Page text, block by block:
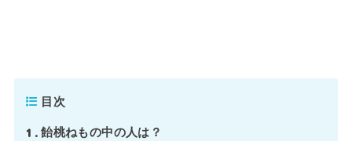
目次
1 飴桃ねもの中の人は？